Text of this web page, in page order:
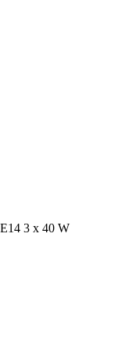
3 x 40 W